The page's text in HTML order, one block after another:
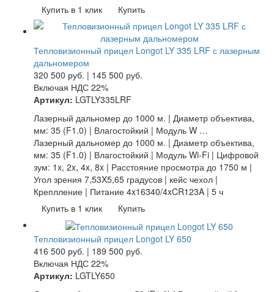
Купить в 1 клик
Купить
Тепловизионный прицел Longot LY 335 LRF с лазерным
дальномером
320 500 руб. | 145 500 руб.
Включая НДС 22%
Артикул: LGTLY335LRF
Лазерный дальномер до 1000 м. | Диаметр объектива,
мм: 35 (F1.0) | Влагостойкий | Модуль W …
Лазерный дальномер до 1000 м. | Диаметр объектива,
мм: 35 (F1.0) | Влагостойкий | Модуль Wi-Fi | Цифровой
зум: 1x, 2x, 4x, 8x | Расстояние просмотра до 1750 м |
Угол зрения 7,53X5,65 градусов | кейс чехол |
Креплление | Питание 4x16340/4xCR123A | 5 ч
Купить в 1 клик
Купить
Тепловизионный прицел Longot LY 650
416 500 руб. | 189 500 руб.
Включая НДС 22%
Артикул: LGTLY650